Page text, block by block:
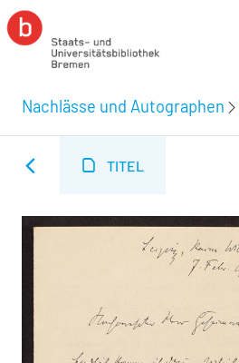
Nachlässe und Autographen
TITEL